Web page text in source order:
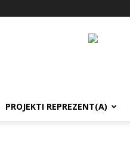
PROJEKTI REPREZENT(A)